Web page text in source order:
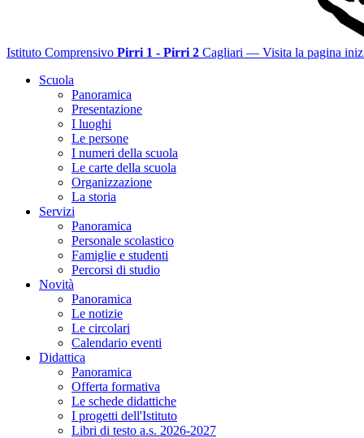
Istituto Comprensivo Pirri 1 - Pirri 2 Cagliari — Visita la pagina
Scuola
Panoramica
Presentazione
I luoghi
Le persone
I numeri della scuola
Le carte della scuola
Organizzazione
La storia
Servizi
Panoramica
Personale scolastico
Famiglie e studenti
Percorsi di studio
Novità
Panoramica
Le notizie
Le circolari
Calendario eventi
Didattica
Panoramica
Offerta formativa
Le schede didattiche
I progetti dell'Istituto
Libri di testo a.s. 2026-2027